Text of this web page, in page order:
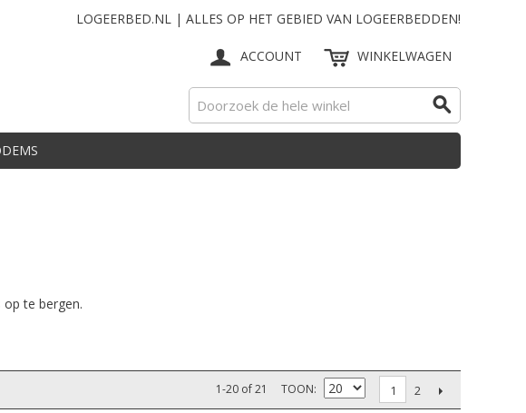
LOGEERBED.NL | ALLES OP HET GEBIED VAN LOGEERBEDDEN!
ACCOUNT WINKELWAGEN
te bergen.
1-20 of 21 TOON 1 2